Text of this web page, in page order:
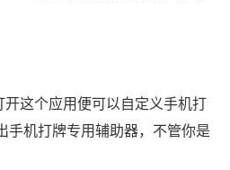
这个应用便可以自定义手机打
手机打牌专用辅助器，不管你是